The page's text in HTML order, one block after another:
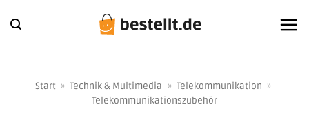
Inhalt
Start » Technik & Multimedia » Telekommunikation »
Telekommunikationszubehör